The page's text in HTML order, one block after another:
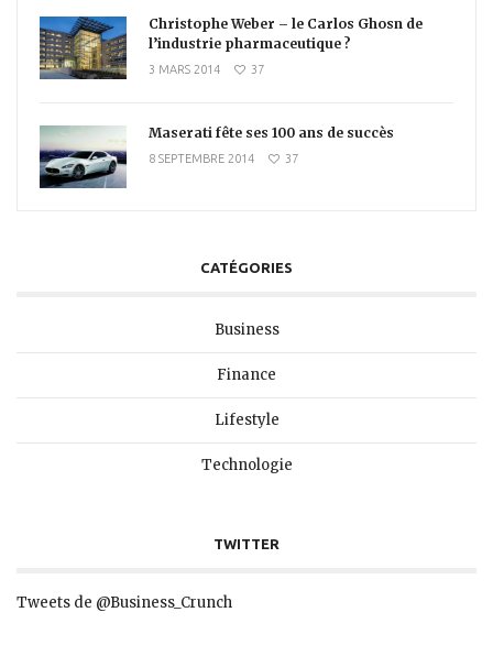
Christophe Weber – le Carlos Ghosn de
l’industrie pharmaceutique ?
3 MARS 2014 37
Maserati fête ses 100 ans de succès
8 SEPTEMBRE 2014 37
CATÉGORIES
Business
Finance
Lifestyle
Technologie
TWITTER
Tweets de @Business_Crunch